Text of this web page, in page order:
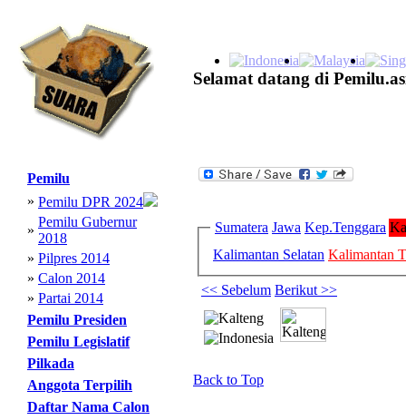
Selamat datang di
Pemilu
» Pemilu DPR 2024
»
Pemilu Gubernur
2018
» Pilpres 2014
» Calon 2014
» Partai 2014
Pemilu Presiden
Pemilu Legislatif
Pilkada
Anggota Terpilih
Daftar Nama Calon
Sumatera Jawa Kep.Tenggara
Kalimantan Selatan Kalimantan
<< Sebelum Berikut >>
Back to Top